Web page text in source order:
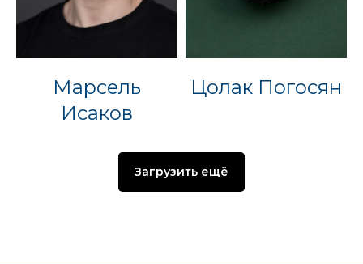
Марсель
Исаков
Цолак Погосян
Загрузить ещё